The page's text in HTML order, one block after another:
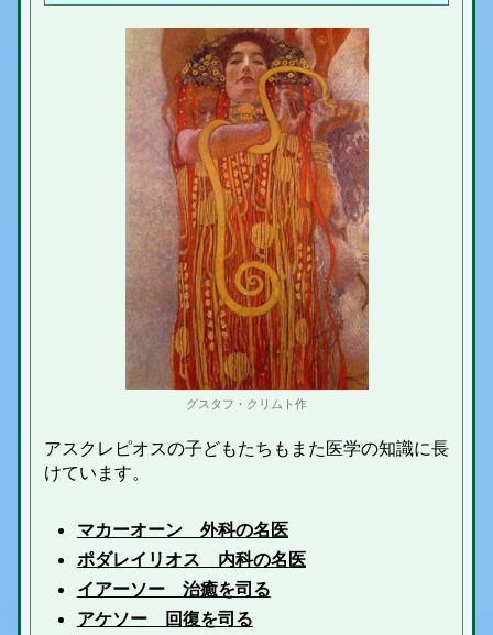
グスタフ・クリムト作
アスクレピオスの子どもたちもまた医学の知識に長
けています。
マカーオーン 外科の名医
ポダレイリオス 内科の名医
イアーソー 治癒を司る
アケソー 回復を司る